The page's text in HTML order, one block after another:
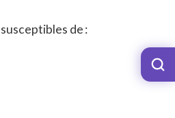
de :